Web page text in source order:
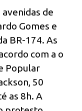
de
Gomes e
BR-174. As
com a o
Popular
50
as 8h. A